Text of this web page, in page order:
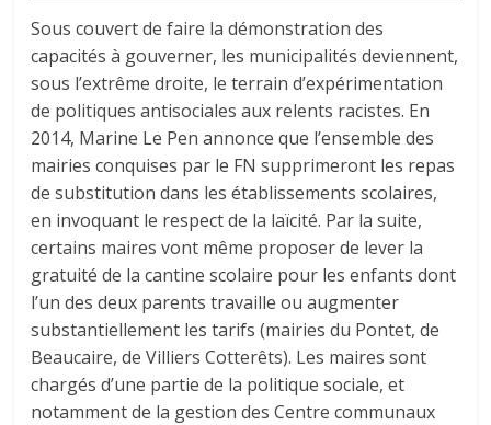
Sous couvert de faire la démonstration des
capacités à gouverner, les municipalités deviennent,
sous l’extrême droite, le terrain d’expérimentation
de politiques antisociales aux relents racistes. En
2014, Marine Le Pen annonce que l’ensemble des
mairies conquises par le FN supprimeront les repas
de substitution dans les établissements scolaires,
en invoquant le respect de la laïcité. Par la suite,
certains maires vont même proposer de lever la
gratuité de la cantine scolaire pour les enfants dont
l’un des deux parents travaille ou augmenter
substantiellement les tarifs (mairies du Pontet, de
Beaucaire, de Villiers Cotterêts). Les maires sont
chargés d’une partie de la politique sociale, et
notamment de la gestion des Centre communaux